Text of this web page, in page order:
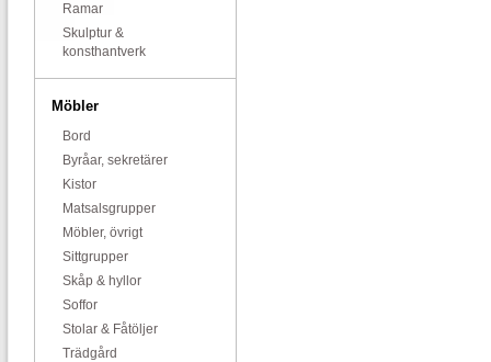
Ramar
Skulptur &
konsthantverk
Möbler
Bord
Byråar, sekretärer
Kistor
Matsalsgrupper
Möbler, övrigt
Sittgrupper
Skåp & hyllor
Soffor
Stolar & Fåtöljer
Trädgård